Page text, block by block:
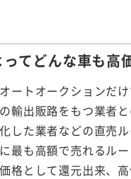
ってどんな車も高
ートオークションだ
輸出販路をもつ業者
した業者などの直売
最も高額で売れるル
格として還元出来、